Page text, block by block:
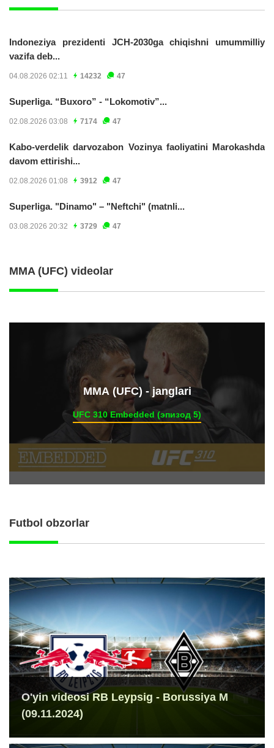
Indoneziya prezidenti JCH-2030ga chiqishni umummilliy
vazifa deb...
04.08.2026 02:11 14232 47
Superliga. “Buxoro” - “Lokomotiv”...
02.08.2026 03:08 7174 47
Kabo-verdelik darvozabon Vozinya faoliyatini Marokashda
davom ettirishi...
02.08.2026 01:08 3912 47
Superliga. "Dinamo" – "Neftchi" (matnli...
03.08.2026 20:32 3729 47
MMA (UFC) videolar
ММА (UFC) - janglari
UFC 310 Embedded (эпизод 5)
Futbol obzorlar
O'yin videosi RB Leypsig - Borussiya M
(09.11.2024)